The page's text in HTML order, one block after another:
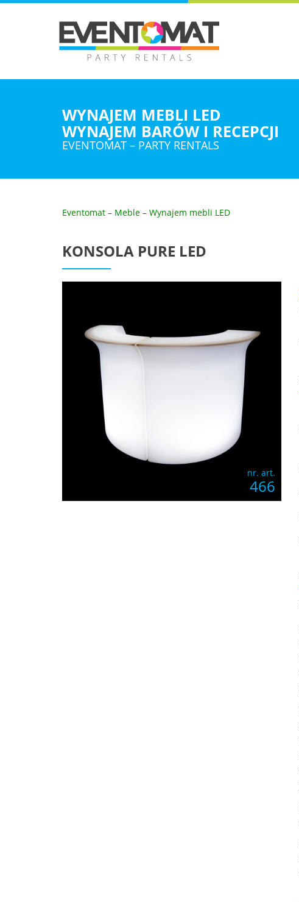
WYNAJEM MEBLI LED
WYNAJEM BARÓW I RECEPCJI
EVENTOMAT – PARTY RENTALS
Eventomat – Meble – Wynajem mebli LED
KONSOLA PURE LED
nr. art.
466